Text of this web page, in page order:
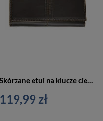
119,99 zł